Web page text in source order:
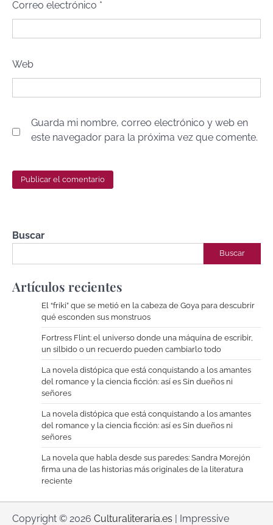
Correo electrónico *
Web
Guarda mi nombre, correo electrónico y web en
este navegador para la próxima vez que comente.
Buscar
Buscar
Artículos recientes
El “friki” que se metió en la cabeza de Goya para descubrir
qué esconden sus monstruos
Fortress Flint: el universo donde una máquina de escribir,
un silbido o un recuerdo pueden cambiarlo todo
La novela distópica que está conquistando a los amantes
del romance y la ciencia ficción: así es Sin dueños ni
señores
La novela distópica que está conquistando a los amantes
del romance y la ciencia ficción: así es Sin dueños ni
señores
La novela que habla desde sus paredes: Sandra Morejón
firma una de las historias más originales de la literatura
reciente
Copyright © 2026 Culturaliteraria.es | Impressive